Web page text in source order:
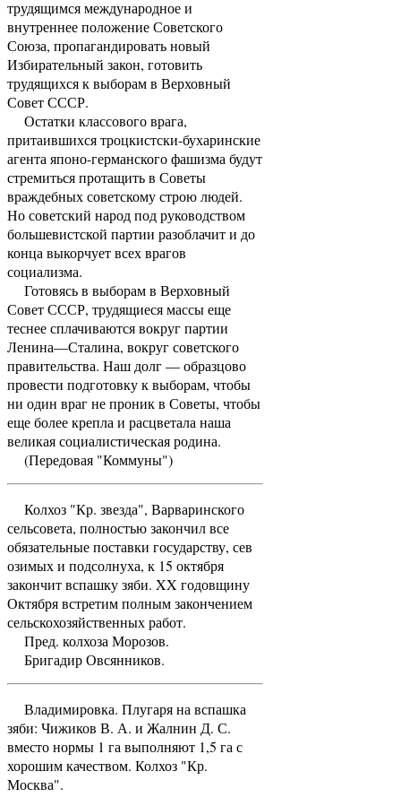
трудящимся международное и
внутреннее положение Советского
Союза, пропагандировать новый
Избирательный закон, готовить
трудящихся к выборам в Верховный
Совет СССР.
Остатки классового врага,
притаившихся троцкистски-бухаринские
агента японо-германского фашизма будут
стремиться протащить в Советы
враждебных советскому строю людей.
Но советский народ под руководством
большевистской партии разоблачит и до
конца выкорчует всех врагов
социализма.
Готовясь в выборам в Верховный
Совет СССР, трудящиеся массы еще
теснее сплачиваются вокруг партии
Ленина—Сталина, вокруг советского
правительства. Наш долг — образцово
провести подготовку к выборам, чтобы
ни один враг не проник в Советы, чтобы
еще более крепла и расцветала наша
великая социалистическая родина.
(Передовая "Коммуны")
Колхоз "Кр. звезда", Варваринского
сельсовета, полностью закончил все
обязательные поставки государству, сев
озимых и подсолнуха, к 15 октября
закончит вспашку зяби. XX годовщину
Октября встретим полным закончением
сельскохозяйственных работ.
Пред. колхоза Морозов.
Бригадир Овсянников.
Владимировка. Плугаря на вспашка
зяби: Чижиков В. А. и Жалнин Д. С.
вместо нормы 1 га выполняют 1,5 га с
хорошим качеством. Колхоз "Кр.
Москва".